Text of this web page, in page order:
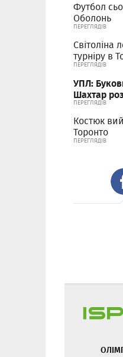
Футбол
Оболонь
ПЕРЕГЛЯДІВ
Світоліна
турніру в
ПЕРЕГЛЯДІВ
УПЛ:
Шахтар
ПЕРЕГЛЯДІВ
Костюк
Торонто
ПЕРЕГЛЯДІВ